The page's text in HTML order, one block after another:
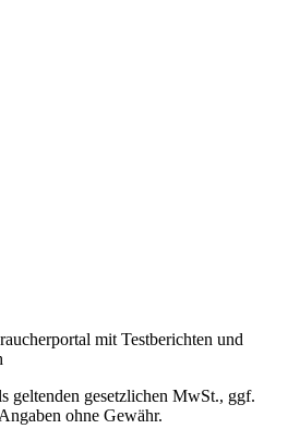
mit Testberichten und
geltenden gesetzlichen MwSt., ggf.
ohne Gewähr.